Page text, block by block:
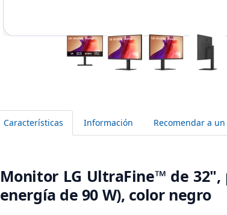
Características Información Recomendar a
Monitor LG UltraFine™ de 32",
energía de 90 W), color negro